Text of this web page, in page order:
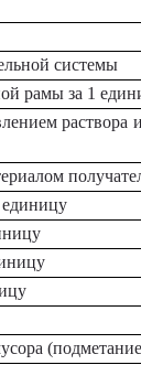
системы
рамы за 1
раствора